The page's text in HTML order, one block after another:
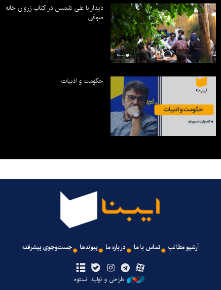
دیدار با علی شمس در کتاب زروان خانه
صوفی
حکومت و ادبیات
آرشیو مطالب تماس با ما درباره ما پیوندها جست‌وجوی پیشرفته
طراحی و تولید: نستوه